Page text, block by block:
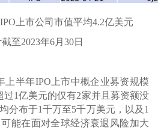
上市公司市值平均4.2亿美元
至2023年6月30日
上半年IPO上市中概企业募资规模
1亿美元的仅有2家并且募资额没
分布于1千万至5千万美元，以及1
能在面对全球经济衰退风险加大